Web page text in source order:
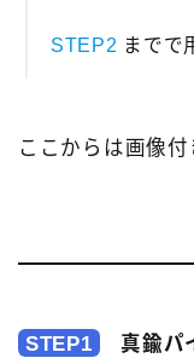
STEP2 までで
ここからは画像付
STEP1 真鍮パ